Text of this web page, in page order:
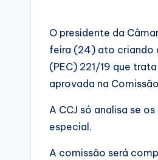
O presidente da
feira (24) ato criando
(PEC) 221/19 que
aprovada na
A CCJ só analisa se
especial.
A comissão será